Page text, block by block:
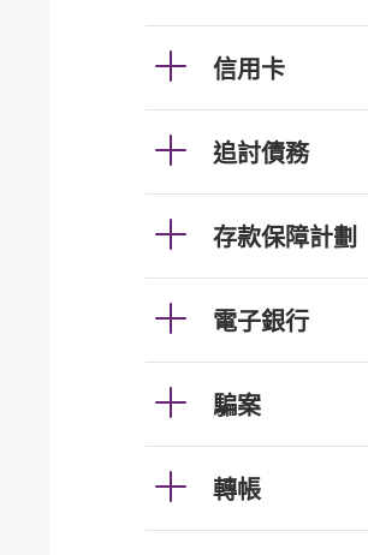
信用卡
追討債務
存款保障計劃
電子銀行
騙案
轉帳